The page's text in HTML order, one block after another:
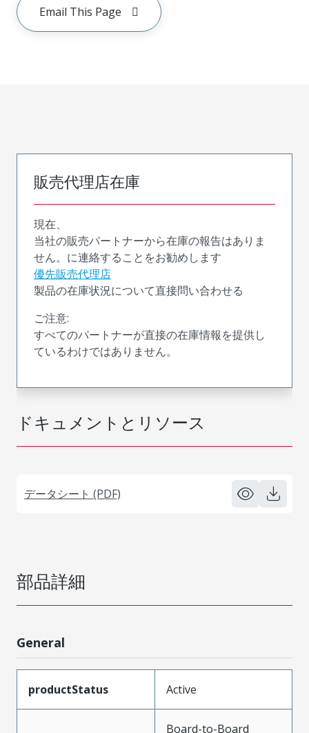
Email This Page
ドキュメントとリソース
データシート (PDF)
販売代理店在庫
現在、
当社の販売パートナーから在庫の報告はありま
せん。に連絡することをお勧めします
優先販売代理店
製品の在庫状況について直接問い合わせる
ご注意:
すべてのパートナーが直接の在庫情報を提供し
ているわけではありません。
部品詳細
General
productStatus Active
Board-to-Board